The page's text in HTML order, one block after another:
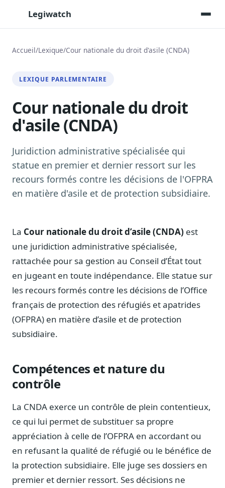
Legiwatch
Posez vos questions, réponses sourcées
Transcriptions IA
Toutes les séances AN/Sénat transcrites
Synthèses IA
Veille des matinales radio
9 interviews politiques, analysées avant 10 h
Alertes personnalisées
Par dossier, personne, mot-clé
Notes, briefings, tableaux de bord
Fiches parlementaires
Parcours, mandats, prises de position
Registre HATVP
Cartographier l'influence sur un dossier
Affaires réglementaires
JO, décrets, conseil des ministres, AAI
Fédérations & plaidoyer
ONG, syndicats, ordres, associations
Parlementaires
Préparez vos interventions et amendements
Veille en temps réel, embeds pour vos contenus
Accueil/Lexique/Cour nationale du droit d'asile (CNDA)
LEXIQUE PARLEMENTAIRE
Cour nationale du droit
d'asile (CNDA)
Juridiction administrative spécialisée qui
statue en premier et dernier ressort sur les
recours formés contre les décisions de l'OFPRA
en matière d'asile et de protection subsidiaire.
La Cour nationale du droit d’asile (CNDA) est
une juridiction administrative spécialisée,
rattachée pour sa gestion au Conseil d’État tout
en jugeant en toute indépendance. Elle statue sur
les recours formés contre les décisions de l’Office
français de protection des réfugiés et apatrides
(OFPRA) en matière d’asile et de protection
subsidiaire.
Compétences et nature du
contrôle
La CNDA exerce un contrôle de plein contentieux,
ce qui lui permet de substituer sa propre
appréciation à celle de l’OFPRA en accordant ou
en refusant la qualité de réfugié ou le bénéfice de
la protection subsidiaire. Elle juge ses dossiers en
premier et dernier ressort. Ses décisions ne